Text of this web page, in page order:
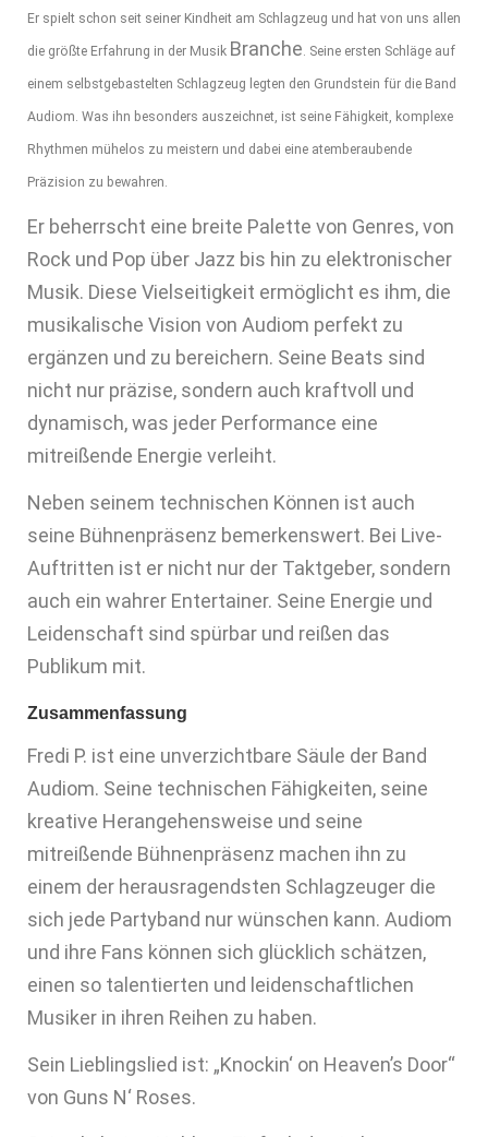
Er spielt schon seit seiner Kindheit am Schlagzeug und hat von uns allen
die größte Erfahrung in der Musik Branche . Seine ersten Schläge auf
einem selbstgebastelten Schlagzeug legten den Grundstein für die Band
Audiom. Was ihn besonders auszeichnet, ist seine Fähigkeit, komplexe
Rhythmen mühelos zu meistern und dabei eine atemberaubende
Präzision zu bewahren.
Er beherrscht eine breite Palette von Genres, von
Rock und Pop über Jazz bis hin zu elektronischer
Musik. Diese Vielseitigkeit ermöglicht es ihm, die
musikalische Vision von Audiom perfekt zu
ergänzen und zu bereichern. Seine Beats sind
nicht nur präzise, sondern auch kraftvoll und
dynamisch, was jeder Performance eine
mitreißende Energie verleiht.
Neben seinem technischen Können ist auch
seine Bühnenpräsenz bemerkenswert. Bei Live-
Auftritten ist er nicht nur der Taktgeber, sondern
auch ein wahrer Entertainer. Seine Energie und
Leidenschaft sind spürbar und reißen das
Publikum mit.
Zusammenfassung
Fredi P. ist eine unverzichtbare Säule der Band
Audiom. Seine technischen Fähigkeiten, seine
kreative Herangehensweise und seine
mitreißende Bühnenpräsenz machen ihn zu
einem der herausragendsten Schlagzeuger die
sich jede Partyband nur wünschen kann. Audiom
und ihre Fans können sich glücklich schätzen,
einen so talentierten und leidenschaftlichen
Musiker in ihren Reihen zu haben.
Sein Lieblingslied ist: „Knockin‘ on Heaven’s Door“
von Guns N‘ Roses.